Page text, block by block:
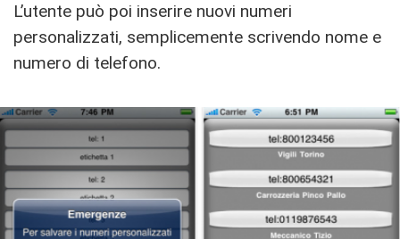
L’utente può poi inserire nuovi numeri
personalizzati, semplicemente scrivendo nome e
numero di telefono.